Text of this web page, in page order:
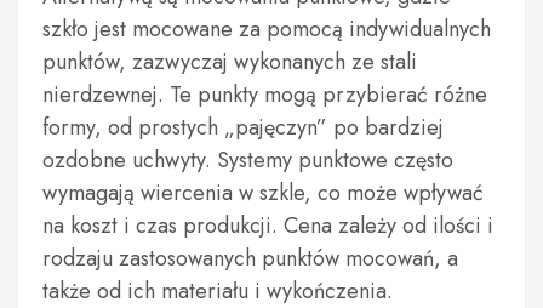
szkło jest mocowane za pomocą indywidualnych
punktów, zazwyczaj wykonanych ze stali
nierdzewnej. Te punkty mogą przybierać różne
formy, od prostych „pajęczyn” po bardziej
ozdobne uchwyty. Systemy punktowe często
wymagają wiercenia w szkle, co może wpływać
na koszt i czas produkcji. Cena zależy od ilości i
rodzaju zastosowanych punktów mocowań, a
także od ich materiału i wykończenia.